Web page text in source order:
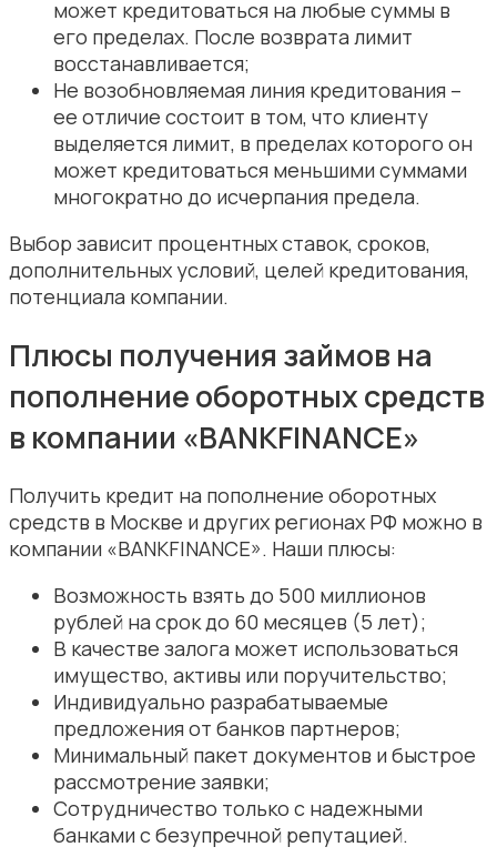
может кредитоваться на любые суммы в
его пределах. После возврата лимит
восстанавливается;
Не возобновляемая линия кредитования –
ее отличие состоит в том, что клиенту
выделяется лимит, в пределах которого он
может кредитоваться меньшими суммами
многократно до исчерпания предела.
Выбор зависит процентных ставок, сроков,
дополнительных условий, целей кредитования,
потенциала компании.
Плюсы получения займов на
пополнение оборотных средств
в компании «BANKFINANCE»
Получить кредит на пополнение оборотных
средств в Москве и других регионах РФ можно в
компании «BANKFINANCE». Наши плюсы:
Возможность взять до 500 миллионов
рублей на срок до 60 месяцев (5 лет);
В качестве залога может использоваться
имущество, активы или поручительство;
Индивидуально разрабатываемые
предложения от банков партнеров;
Минимальный пакет документов и быстрое
рассмотрение заявки;
Сотрудничество только с надежными
банками с безупречной репутацией.